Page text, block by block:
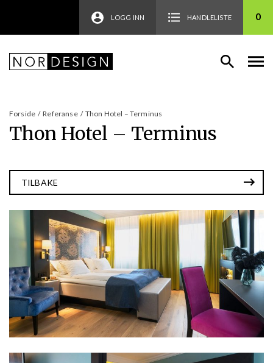
LOGG INN HANDLELISTE 0
Forside / Referanse / Thon Hotel – Terminus
Thon Hotel – Terminus
TILBAKE